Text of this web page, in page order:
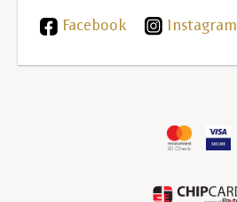
Facebook Instagram